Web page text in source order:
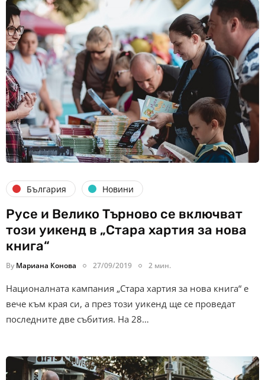
България Новини
Русе и Велико Търново се включват
този уикенд в „Стара хартия за нова
книга“
By Мариана Конова 27/09/2019 2 мин.
Националната кампания „Стара хартия за нова книга“ е
вече към края си, а през този уикенд ще се проведат
последните две събития. На 28…